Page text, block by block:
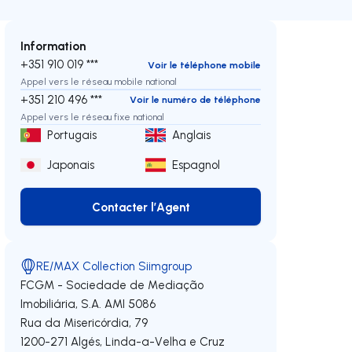
Information
+351 910 019 ***
Voir le téléphone mobile
Appel vers le réseau mobile national
+351 210 496 ***
Voir le numéro de téléphone
Appel vers le réseau fixe national
Portugais
Anglais
Japonais
Espagnol
Contacter l’Agent
Contacter l’Agent
RE/MAX Collection Siimgroup
FCGM - Sociedade de Mediação
Imobiliária, S.A. AMI 5086
Rua da Misericórdia, 79
1200-271 Algés, Linda-a-Velha e Cruz